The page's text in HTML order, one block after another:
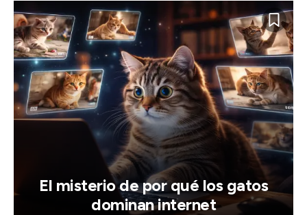
El misterio de por qué los gatos
dominan internet